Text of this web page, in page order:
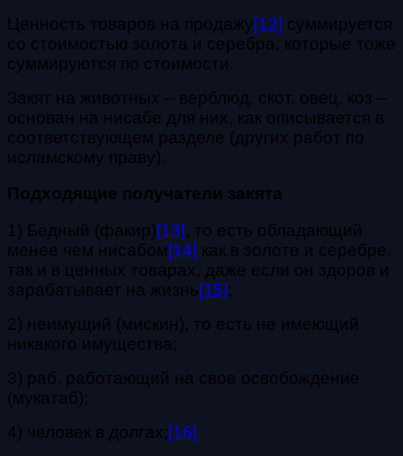
Ценность товаров на продажу[12] суммируется
со стоимостью золота и серебра, которые тоже
суммируются по стоимости.
Закят на животных – верблюд, скот, овец, коз –
основан на нисабе для них, как описывается в
соответствующем разделе (других работ по
исламскому праву).
Подходящие получатели закята
1) Бедный (факир)[13], то есть обладающий
менее чем нисабом [14] как в золоте и серебре,
так и в ценных товарах, даже если он здоров и
зарабатывает на жизнь[15];
2) неимущий (мискин), то есть не имеющий
никакого имущества;
3) раб, работающий на свое освобождение
(мукатаб);
4) человек в долгах; [16]